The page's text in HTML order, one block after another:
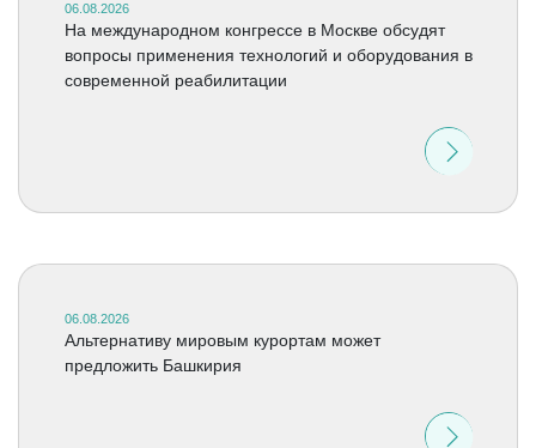
06.08.2026
На международном конгрессе в Москве обсудят
вопросы применения технологий и оборудования в
современной реабилитации
06.08.2026
Альтернативу мировым курортам может
предложить Башкирия